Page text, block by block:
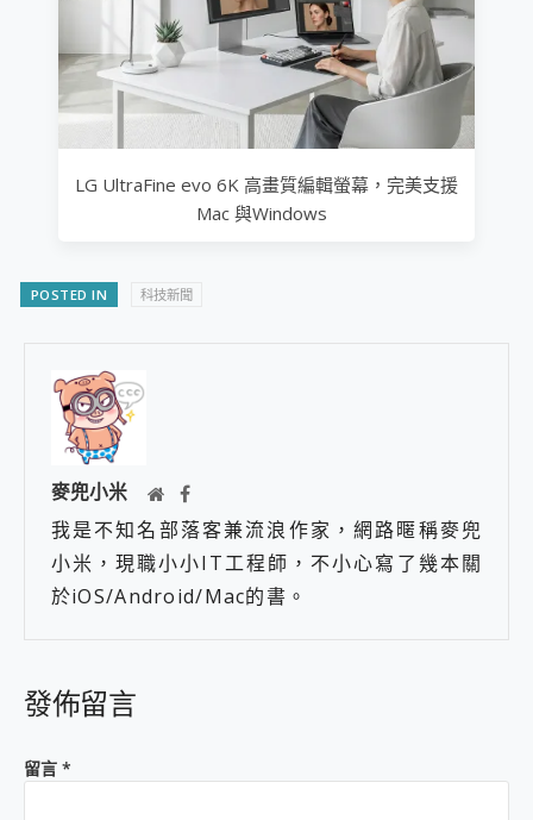
LG UltraFine evo 6K 高畫質編輯螢幕，完美支援
Mac 與Windows
POSTED IN 科技新聞
麥兜小米
我是不知名部落客兼流浪作家，網路暱稱麥兜
小米，現職小小IT工程師，不小心寫了幾本關
於iOS/Android/Mac的書。
發佈留言
留言 *